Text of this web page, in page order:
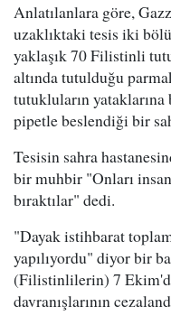
Anlatılanlara göre,
uzaklıktaki tesis iki
yaklaşık 70 Filistinli
altında tutulduğu
tutukluların yataklarına
pipetle beslendiği bir
Tesisin sahra
bir muhbir "Onları
bıraktılar" dedi.
"Dayak istihbarat
yapılıyordu" diyor bir
(Filistinlilerin) 7
davranışlarının